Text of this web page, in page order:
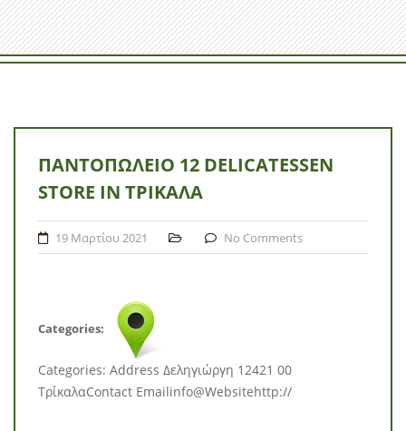
ΠΑΝΤΟΠΩΛΕΊΟ 12 DELICATESSEN
STORE IN ΤΡΊΚΑΛΑ
19 Μαρτίου 2021 No Comments
Categories:
Categories: Address Δεληγιώργη 12421 00
ΤρίκαλαContact Emailinfo@Websitehttp://